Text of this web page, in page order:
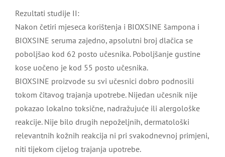
Rezultati studije II:
Nakon četiri mjeseca korištenja i BIOXSINE šampona i
BIOXSINE seruma zajedno, apsolutni broj dlačica se
poboljšao kod 62 posto učesnika. Poboljšanje gustine
kose uočeno je kod 55 posto učesnika.
BIOXSINE proizvode su svi učesnici dobro podnosili
tokom čitavog trajanja upotrebe. Nijedan učesnik nije
pokazao lokalno toksične, nadražujuće ili alergološke
reakcije. Nije bilo drugih nepoželjnih, dermatološki
relevantnih kožnih reakcija ni pri svakodnevnoj primjeni,
niti tijekom cijelog trajanja upotrebe.